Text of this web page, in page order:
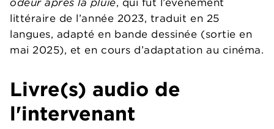
littéraire de l’année 2023, traduit en 25
langues, adapté en bande dessinée (sortie en
mai 2025), et en cours d’adaptation au cinéma.
Livre(s) audio de
l'intervenant